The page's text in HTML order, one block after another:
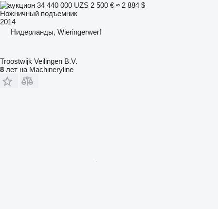
34 440 000 UZS 2 500 € ≈ 2 884 $
Ножничный подъемник
2014
Нидерланды, Wieringerwerf
Troostwijk Veilingen B.V.
8 лет на Machineryline